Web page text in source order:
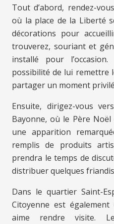
Tout d’abord, rendez-
où la place de la Liberté
décorations pour
trouverez, souriant et
installé pour
possibilité de lui remettre
partager un moment
Ensuite, dirigez-vous
Bayonne, où le Père
une apparition
remplis de produits
prendra le temps de
distribuer quelques
Dans le quartier Saint-
Citoyenne est
aime rendre visite.